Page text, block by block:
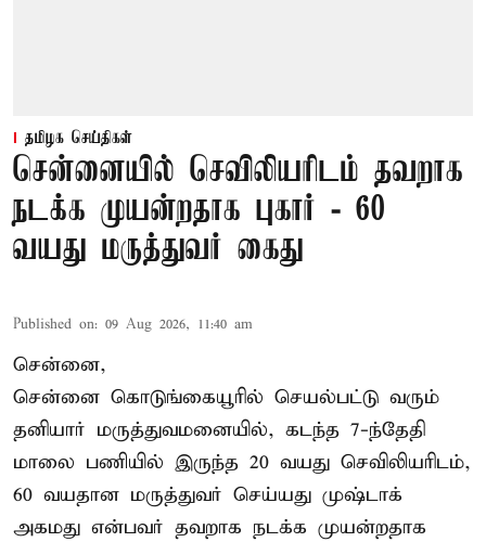
தமிழக செய்திகள்
சென்னையில் செவிலியரிடம் தவறாக
நடக்க முயன்றதாக புகார் - 60
வயது மருத்துவர் கைது
Published on: 09 Aug 2026, 11:40 am
சென்னை,
சென்னை கொடுங்கையூரில் செயல்பட்டு வரும்
தனியார் மருத்துவமனையில், கடந்த 7-ந்தேதி
மாலை பணியில் இருந்த 20 வயது செவிலியரிடம்,
60 வயதான மருத்துவர் செய்யது முஷ்டாக்
அகமது என்பவர் தவறாக நடக்க முயன்றதாக